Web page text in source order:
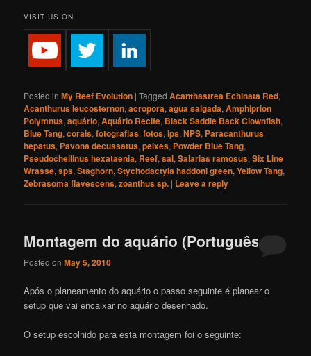
VISIT US ON
Posted in My Reef Evolution |Tagged Acanthastrea Echinata Red,
Acanthurus leucosternon,acropora,agua salgada,Amphiprion
Polymnus,aquário,Aquário Recife, Black Saddle Back Clownfish,
Blue Tang,corais,fotografias,fotos,lps,NPS, Paracanthurus
hepatus, Pavona decussatus,peixes, Powder Blue Tang,
Pseudocheilinus hexataenia, Reef,sal,Salarias ramosus,Six Line
Wrasse,sps,Staghorn,Stychodactyla haddoni green,Yellow Tang,
Zebrasoma flavescens,zoanthus sp. | Leave a reply
Montagem do aquário (Português)
Posted onMay 5, 2010
Após o planeamento do aquário o passo seguinte é planear o
setup que vai encaixar no aquário desenhado.
O setup escolhido para esta montagem foi o seguinte: